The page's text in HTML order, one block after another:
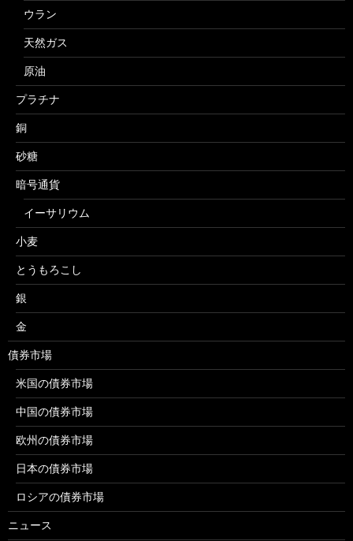
ウラン
天然ガス
原油
プラチナ
銅
砂糖
暗号通貨
イーサリウム
小麦
とうもろこし
銀
金
債券市場
米国の債券市場
中国の債券市場
欧州の債券市場
日本の債券市場
ロシアの債券市場
ニュース